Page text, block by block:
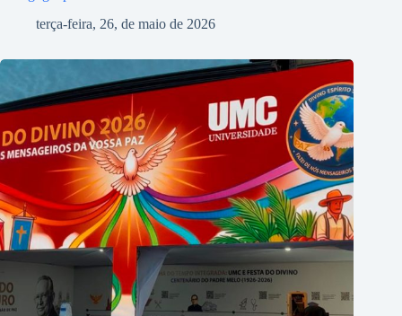
terça-feira, 26, de maio de 2026